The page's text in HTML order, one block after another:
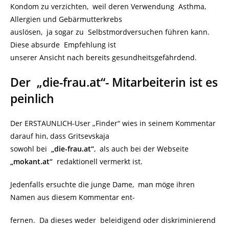
Kondom zu verzichten, weil deren Verwendung Asthma,
Allergien und Gebärmutterkrebs
auslösen, ja sogar zu Selbstmordversuchen führen kann.
Diese absurde Empfehlung ist
unserer Ansicht nach bereits gesundheitsgefährdend.
Der „die-frau.at“- Mitarbeiterin ist es
peinlich
Der ERSTAUNLICH-User „Finder“ wies in seinem Kommentar
darauf hin, dass Gritsevskaja
sowohl bei
„die-frau.at“, als auch bei der Webseite
„mokant.at“ redaktionell vermerkt ist.
Jedenfalls ersuchte die junge Dame, man möge ihren
Namen aus diesem Kommentar ent-
fernen. Da dieses weder beleidigend oder diskriminierend